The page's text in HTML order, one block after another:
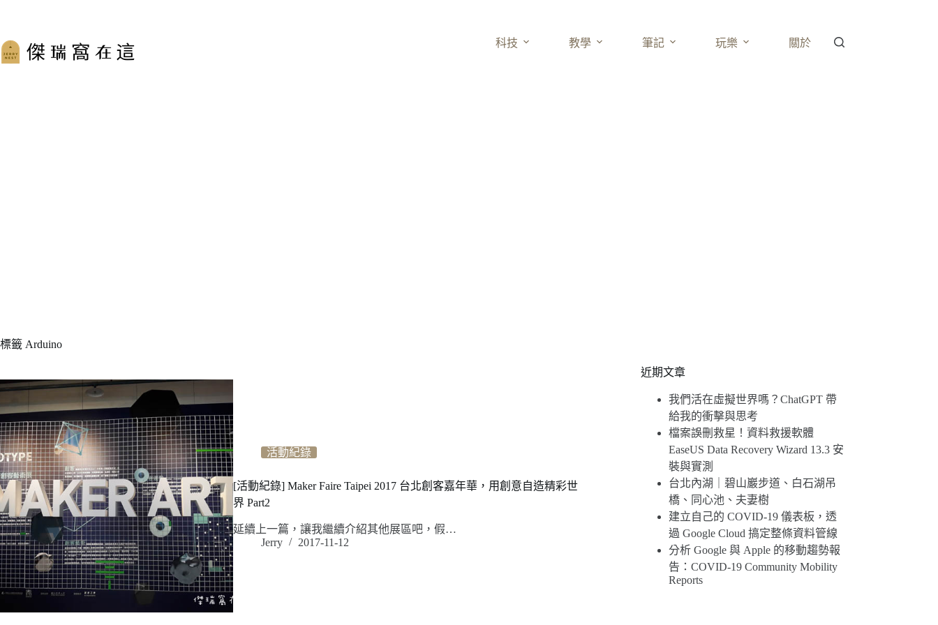
主
要
科技 教學 筆記 玩樂 關於
標籤 Arduino
活動紀錄
[活動紀錄] Maker Faire Taipei 2017 台北創客嘉年華，用創意自造精彩世
界 Part2
延續上一篇，讓我繼續介紹其他展區吧，假…
Jerry
2017-11-12
近期文章
我們活在虛擬世界嗎？ChatGPT 帶
給我的衝擊與思考
檔案誤刪救星！資料救援軟體
EaseUS Data Recovery Wizard 13.3 安
裝與實測
台北內湖｜碧山巖步道、白石湖吊
橋、同心池、夫妻樹
建立自己的 COVID-19 儀表板，透
過 Google Cloud 搞定整條資料管線
分析 Google 與 Apple 的移動趨勢報
告：COVID-19 Community Mobility
Reports